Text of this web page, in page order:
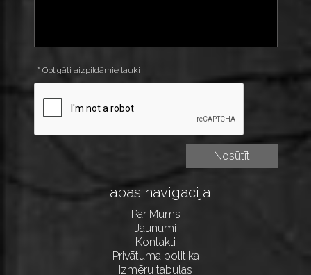
* Obligāti aizpildāmie lauki
Lapas navigācija
Par Mums
Jaunumi
Kontakti
Privātuma politika
Izmēru tabulas